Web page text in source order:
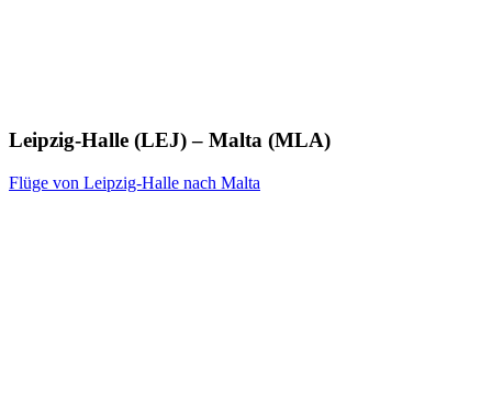
Leipzig-Halle (LEJ) – Malta (MLA)
Flüge von Leipzig-Halle nach Malta